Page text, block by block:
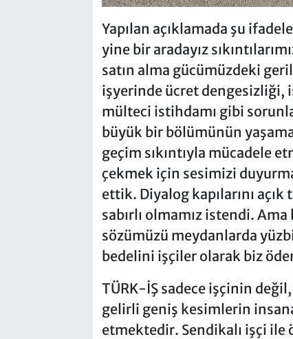
Yapılan açıklamada şu
yine bir aradayız
satın alma gücümüzdeki
işyerinde ücret dengesizliği,
mülteci istihdamı gibi
büyük bir bölümünün yaşama
geçim sıkıntıyla mücadele
çekmek için sesimizi
ettik. Diyalog kapılarını
sabırlı olmamız istendi.
sözümüzü meydanlarda
bedelini işçiler olarak biz
TÜRK-İŞ sadece işçinin
gelirli geniş kesimlerin
etmektedir. Sendikalı işçi ile